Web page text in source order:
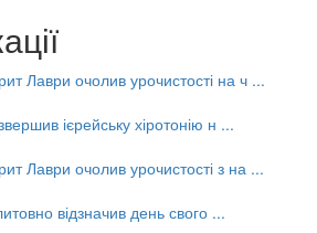
Лаври очолив урочистості на ч ...
ієрейську хіротонію н ...
Лаври очолив урочистості з на ...
відзначив день свого ...